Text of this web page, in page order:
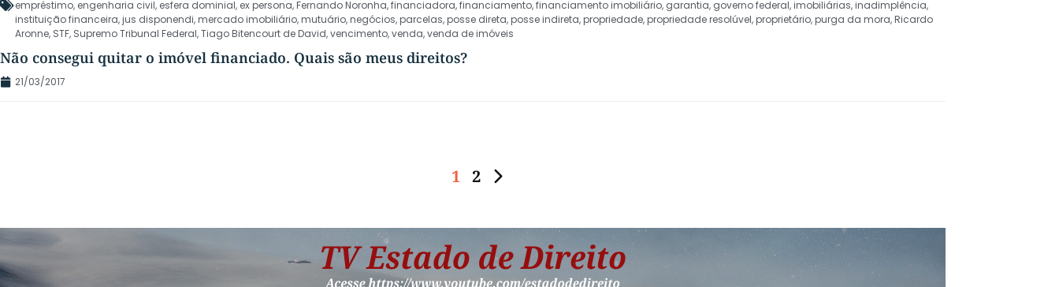
empréstimo, engenharia civil, esfera dominial, ex persona,Fernando Noronha,financiadora,financiamento,financiamento imobiliário, garantia, governo federal,imobiliárias,inadimplência,
instituição financeira,jus disponendi,mercado imobiliário,mutuário,negócios,parcelas,posse direta,posse indireta,propriedade,propriedade resolúvel,proprietário,purga da mora,Ricardo
Aronne, STF, Supremo Tribunal Federal,Tiago Bitencourt de David,vencimento,venda,venda de imóveis
Não consegui quitar o imóvel financiado. Quais são meus direitos?
21/03/2017
1 2